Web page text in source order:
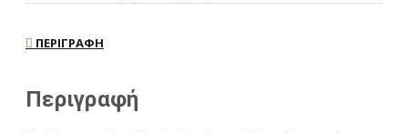
ΠΕΡΙΓΡΑΦΉ
Περιγραφή